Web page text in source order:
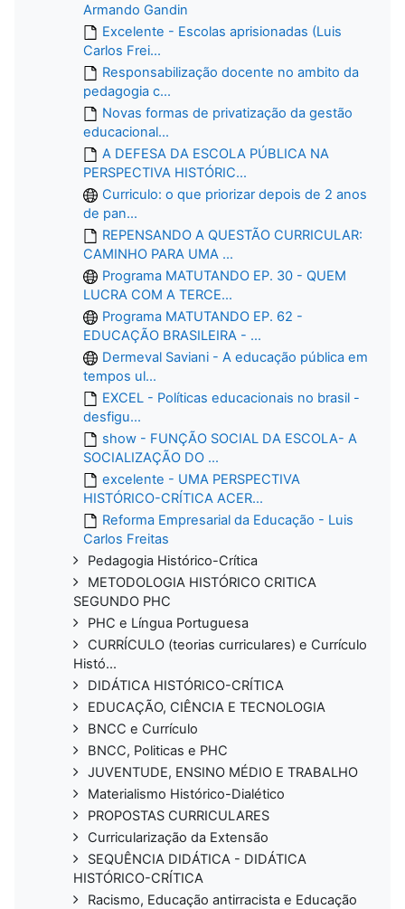
Armando Gandin
Excelente - Escolas aprisionadas (Luis
Carlos Frei...
Responsabilização docente no ambito da
pedagogia c...
Novas formas de privatização da gestão
educacional...
A DEFESA DA ESCOLA PÚBLICA NA
PERSPECTIVA HISTÓRIC...
Curriculo: o que priorizar depois de 2 anos
de pan...
REPENSANDO A QUESTÃO CURRICULAR:
CAMINHO PARA UMA ...
Programa MATUTANDO EP. 30 - QUEM
LUCRA COM A TERCE...
Programa MATUTANDO EP. 62 -
EDUCAÇÃO BRASILEIRA - ...
Dermeval Saviani - A educação pública em
tempos ul...
EXCEL - Políticas educacionais no brasil -
desfigu...
show - FUNÇÃO SOCIAL DA ESCOLA- A
SOCIALIZAÇÃO DO ...
excelente - UMA PERSPECTIVA
HISTÓRICO-CRÍTICA ACER...
Reforma Empresarial da Educação - Luis
Carlos Freitas
Pedagogia Histórico-Crítica
METODOLOGIA HISTÓRICO CRITICA
SEGUNDO PHC
PHC e Língua Portuguesa
CURRÍCULO (teorias curriculares) e Currículo
Histó...
DIDÁTICA HISTÓRICO-CRÍTICA
EDUCAÇÃO, CIÊNCIA E TECNOLOGIA
BNCC e Currículo
BNCC, Politicas e PHC
JUVENTUDE, ENSINO MÉDIO E TRABALHO
Materialismo Histórico-Dialético
PROPOSTAS CURRICULARES
Curricularização da Extensão
SEQUÊNCIA DIDÁTICA - DIDÁTICA
HISTÓRICO-CRÍTICA
Racismo, Educação antirracista e Educação